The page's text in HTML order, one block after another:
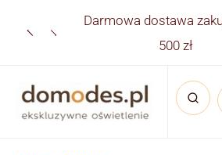
Darmowa dostawa
500 zł